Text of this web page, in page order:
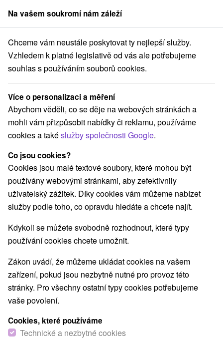
člen skupinySorger
kraj Banská Bystrica Apartmán Amália Banská Bystrica
Apartmán Amália Banská Bystrica
Banská Bystrica
Rezervovat přes booking
REZERVACE A VÝBĚR POBYTU
Kontaktujte přímo ubytovatele.
Navigovat do místa
O ZAŘÍZENÍ VYBAVENÍ
Na vašem soukromí nám záleží
Chceme vám neustále poskytovat ty nejlepší služby.
Vzhledem k platné legislativě od vás ale potřebujeme
souhlas s používáním souborů cookies.
Více o personalizaci a měření
Abychom věděli, co se děje na webových stránkách a
mohli vám přizpůsobit nabídky či reklamu, používáme
cookies a takéslužby společnosti Google.
Co jsou cookies?
Cookies jsou malé textové soubory, které mohou být
používány webovými stránkami, aby zefektivnily
uživatelský zážitek. Díky cookies vám můžeme nabízet
služby podle toho, co opravdu hledáte a chcete najít.
Kdykoli se můžete svobodně rozhodnout, které typy
používání cookies chcete umožnit.
Zákon uvádí, že můžeme ukládat cookies na vašem
zařízení, pokud jsou nezbytně nutné pro provoz této
stránky. Pro všechny ostatní typy cookies potřebujeme
vaše povolení.
Cookies, které používáme
Technické a nezbytné cookies